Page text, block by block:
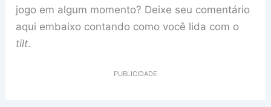
jogo em algum momento? Deixe seu comentário
aqui embaixo contando como você lida com o
tilt.
PUBLICIDADE